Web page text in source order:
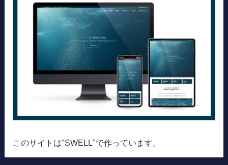
このサイトは"SWELL"で作っています。